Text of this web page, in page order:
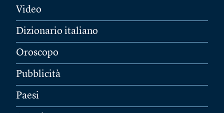
Video
Dizionario italiano
Oroscopo
Pubblicità
Paesi